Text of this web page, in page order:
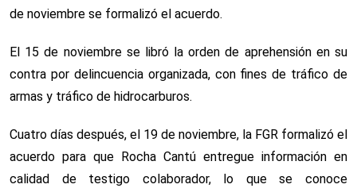
de noviembre se formalizó el acuerdo.
El 15 de noviembre se libró la orden de aprehensión en su
contra por delincuencia organizada, con fines de tráfico de
armas y tráfico de hidrocarburos.
Cuatro días después, el 19 de noviembre, la FGR formalizó el
acuerdo para que Rocha Cantú entregue información en
calidad de testigo colaborador, lo que se conoce